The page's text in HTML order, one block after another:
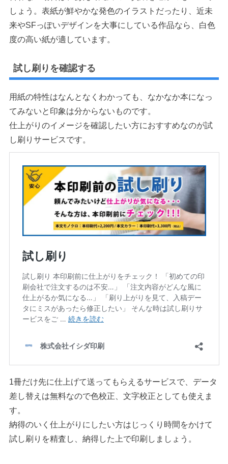
しょう。表紙が鮮やかな発色のイラストだったり、近未
来やSFっぽいデザインを大事にしている作品なら、白色
度の高い紙が適しています。
試し刷りを確認する
用紙の特性はなんとなくわかっても、なかなか本になっ
てみないと印象は分からないものです。
仕上がりのイメージを確認したい方におすすめなのが試
し刷りサービスです。
1冊だけ先に仕上げて送ってもらえるサービスで、データ
差し替えは無料なので色校正、文字校正としても使えま
す。
納得のいく仕上がりにしたい方はじっくり時間をかけて
試し刷りを精査し、納得した上で印刷しましょう。